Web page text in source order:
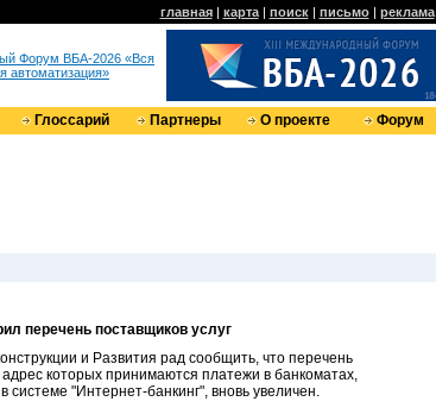
главная| карта| поиск| письмо| реклама
Форум ВБА-2026 «Вся
автоматизация»
Глоссарий Партнеры О проекте Форум
перечень поставщиков услуг
и Развития рад сообщить, что перечень
адрес которых принимаются платежи в банкоматах,
системе "Интернет-банкинг", вновь увеличен.